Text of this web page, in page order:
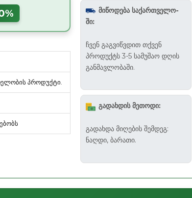
პროდუქტი.
მიწოდება საქართველო-
ში:
ჩვენ გაგვიწვდით თქვენ
პროდუქტს 3-5 სამუშაო დღის
განმავლობაში.
გადახდის მეთოდი:
გადახდა მიღების შემდეგ:
ნაღდი, ბარათი.